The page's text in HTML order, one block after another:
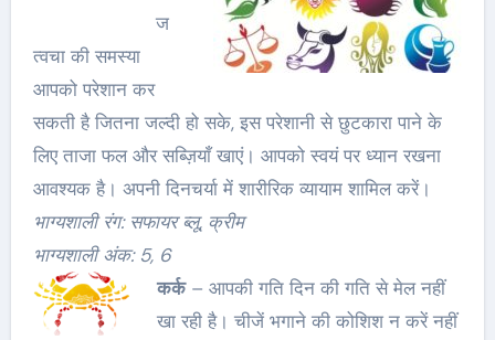
ज
त्वचा की समस्या
आपको परेशान कर
सकती है जितना जल्दी हो सके, इस परेशानी से छुटकारा पाने के
लिए ताजा फल और सब्ज़ियाँ खाएं। आपको स्वयं पर ध्यान रखना
आवश्यक है। अपनी दिनचर्या में शारीरिक व्यायाम शामिल करें।
भाग्यशाली रंग: सफायर ब्लू, क्रीम
भाग्यशाली अंक: 5, 6
कर्क– आपकी गति दिन की गति से मेल नहीं
खा रही है। चीजें भगाने की कोशिश न करें नहीं